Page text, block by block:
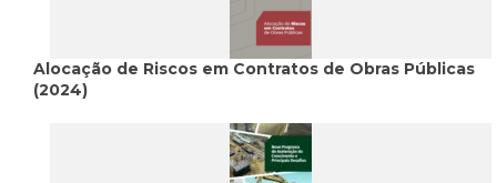
Alocação de Riscos em Contratos de Obras Públicas
(2024)